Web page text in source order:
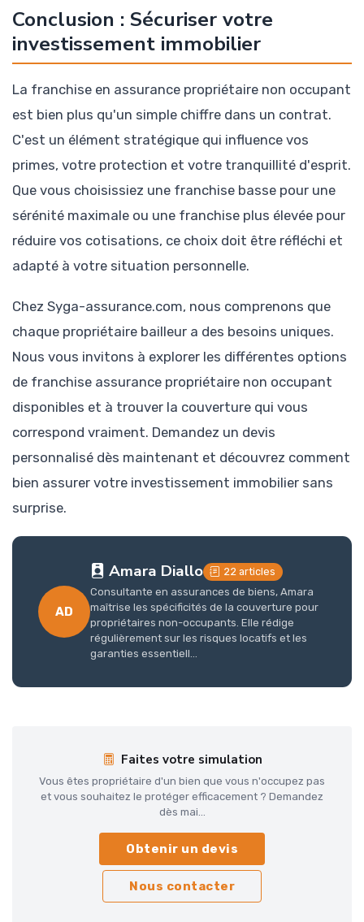
Conclusion : Sécuriser votre
investissement immobilier
La franchise en assurance propriétaire non occupant
est bien plus qu'un simple chiffre dans un contrat.
C'est un élément stratégique qui influence vos
primes, votre protection et votre tranquillité d'esprit.
Que vous choisissiez une franchise basse pour une
sérénité maximale ou une franchise plus élevée pour
réduire vos cotisations, ce choix doit être réfléchi et
adapté à votre situation personnelle.
Chez Syga-assurance.com, nous comprenons que
chaque propriétaire bailleur a des besoins uniques.
Nous vous invitons à explorer les différentes options
de franchise assurance propriétaire non occupant
disponibles et à trouver la couverture qui vous
correspond vraiment. Demandez un devis
personnalisé dès maintenant et découvrez comment
bien assurer votre investissement immobilier sans
surprise.
AD
Amara Diallo
22 articles
Consultante en assurances de biens, Amara
maîtrise les spécificités de la couverture pour
propriétaires non-occupants. Elle rédige
régulièrement sur les risques locatifs et les
garanties essentiell...
Faites votre simulation
Vous êtes propriétaire d'un bien que vous n'occupez pas
et vous souhaitez le protéger efficacement ? Demandez
dès mai...
Obtenir un devis
Nous contacter